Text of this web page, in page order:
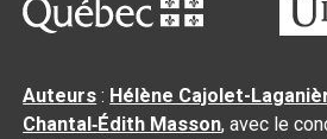
Auteurs : Hélène Cajolet-
Chantal‑Édith Masson, avec le